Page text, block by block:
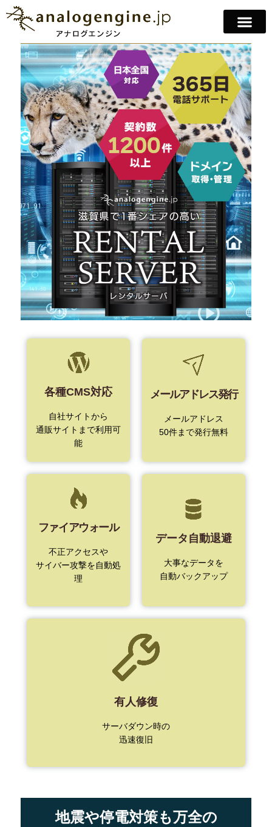
各種CMS対応
自社サイトから
通販サイトまで利用可
能
メールアドレス発行
メールアドレス
50件まで発行無料
ファイアウォール
不正アクセスや
サイバー攻撃を自動処
理
データ自動退避
大事なデータを
自動バックアップ
有人修復
サーバダウン時の
迅速復旧
地震や停電対策も万全の